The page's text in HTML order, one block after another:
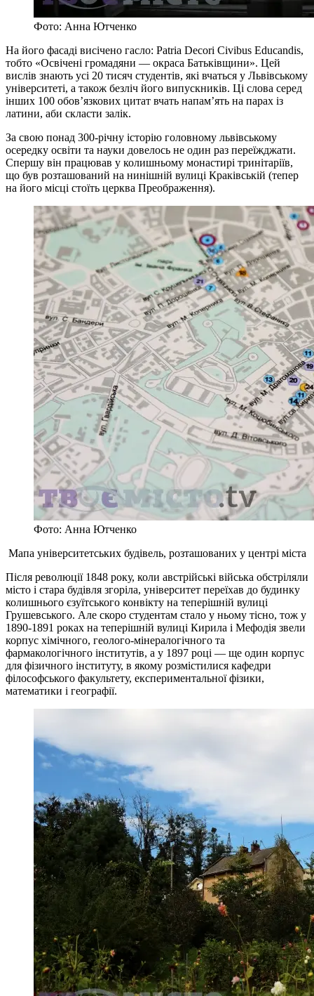
Фото: Анна Ютченко
На його фасаді висічено гасло: Patria Decori Civibus Educandis,
тобто «Освічені громадяни — окраса Батьківщини». Цей
вислів знають усі 20 тисяч студентів, які вчаться у Львівському
університеті, а також безліч його випускників. Ці слова серед
інших 100 обов’язкових цитат вчать напам’ять на парах із
латини, аби скласти залік.
За свою понад 300-річну історію головному львівському
осередку освіти та науки довелось не один раз переїжджати.
Спершу він працював у колишньому монастирі тринітаріїв,
що був розташований на нинішній вулиці Краківській (тепер
на його місці стоїть церква Преображення).
Фото: Анна Ютченко
Мапа університетських будівель, розташованих у центрі міста
Після революції 1848 року, коли австрійські війська обстріляли
місто і стара будівля згоріла, університет переїхав до будинку
колишнього єзуїтського конвікту на теперішній вулиці
Грушевського. Але скоро студентам стало у ньому тісно, тож у
1890-1891 роках на теперішній вулиці Кирила і Мефодія звели
корпус хімічного, геолого-мінералогічного та
фармакологічного інститутів, а у 1897 році — ще один корпус
для фізичного інституту, в якому розмістилися кафедри
філософського факультету, експериментальної фізики,
математики і географії.